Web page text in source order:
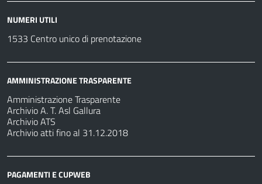
NUMERI UTILI
1533 Centro unico di prenotazione
AMMINISTRAZIONE TRASPARENTE
Amministrazione Trasparente
Archivio A. T. Asl Gallura
Archivio ATS
Archivio atti fino al 31.12.2018
PAGAMENTI E CUPWEB